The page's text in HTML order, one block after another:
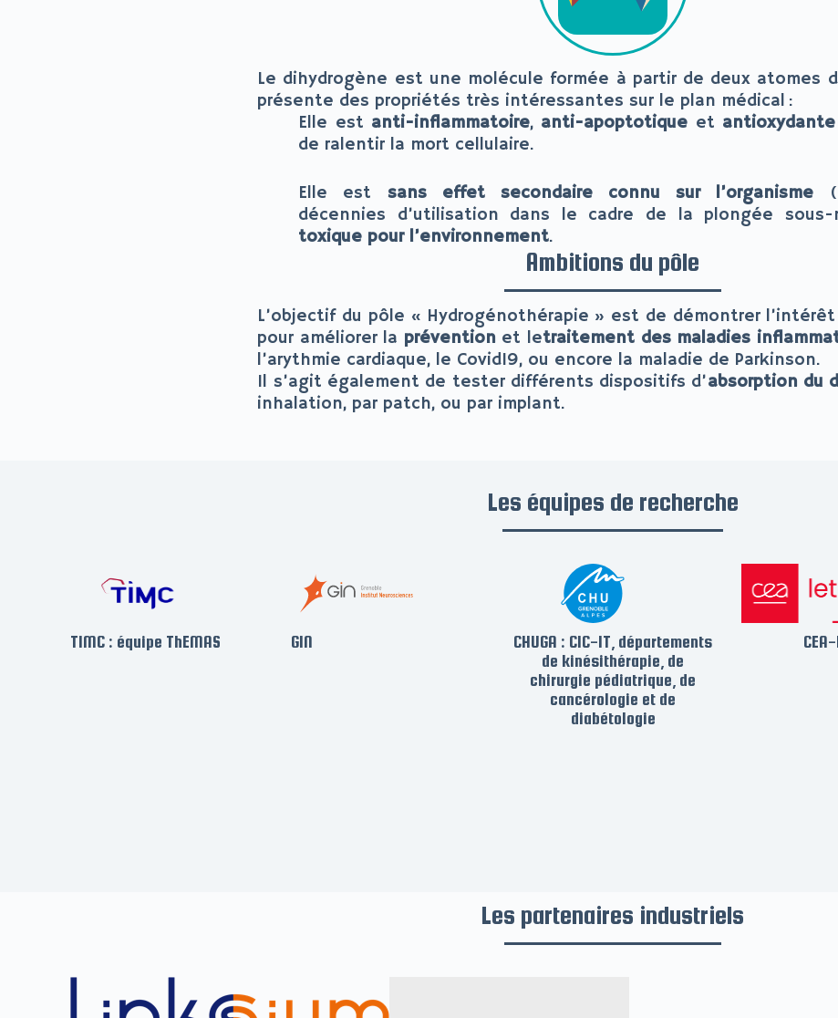
Le dihydrogène est une molécule formée à partir de deux atomes
présente des propriétés très intéressantes sur le plan médical :
Elle est anti-inflammatoire, anti-apoptotique et antioxydante
de ralentir la mort cellulaire.
Elle est sans effet secondaire connu sur l’organisme
décennies d’utilisation dans le cadre de la plongée
toxique pour l’environnement.
Ambitions du pôle
L’objectif du pôle « Hydrogénothérapie » est de démontrer
pour améliorer la prévention et letraitement des maladies
l’arythmie cardiaque, le Covid19, ou encore la maladie de Parkinson.
Il s’agit également de tester différents dispositifs d’absorption du
inhalation, par patch, ou par implant.
Les équipes de recherche
TIMC : équipe ThEMAS GIN
CHUGA : CIC-IT, départements
de kinésithérapie, de
chirurgie pédiatrique, de
cancérologie et de
diabétologie
Les partenaires industriels